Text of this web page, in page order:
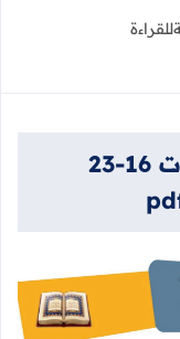
للقراءة
ملخص سورة الملك الآيات 16-23